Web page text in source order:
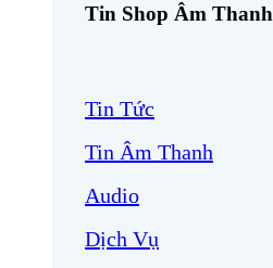
Tin Shop Âm Thanh
Tin Tức
Tin Âm Thanh
Audio
Dịch Vụ